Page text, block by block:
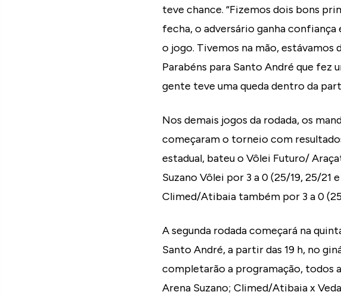
teve chance. “Fizemos dois bons
fecha, o adversário ganha
o jogo. Tivemos na mão, estávamos
Parabéns para Santo André que fez
gente teve uma queda dentro da
Nos demais jogos da rodada, os
começaram o torneio com
estadual, bateu o Vôlei Futuro/
Suzano Vôlei por 3 a 0 (25/19, 25/21
Climed/Atibaia também por 3 a 0
A segunda rodada começará na
Santo André, a partir das 19 h, no
completarão a programação, todos
Arena Suzano; Climed/Atibaia x